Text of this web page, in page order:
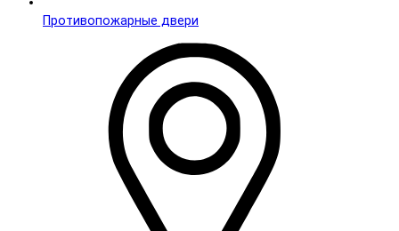
Противопожарные двери